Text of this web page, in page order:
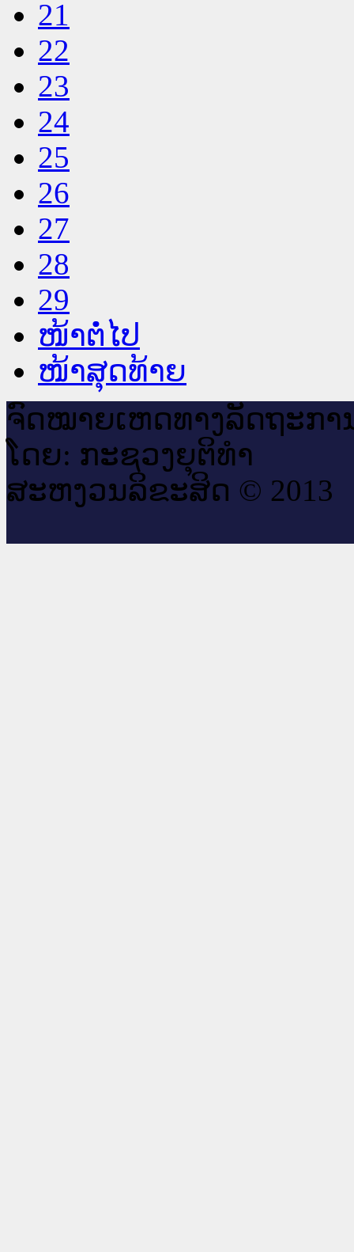
21
22
23
24
25
26
27
28
29
ໜ້າຕໍ່ໄປ
ໜ້າສຸດທ້າຍ
ຈົດ​ໝາຍ​ເຫດ​ທາງ​ລັດ​ຖະ​ກາ
ໂດຍ: ກະ​ຊວງຍຸ​ຕິ​ທຳ
ສະ​ຫງວນ​ລິ​ຂະ​ສິດ © 2013